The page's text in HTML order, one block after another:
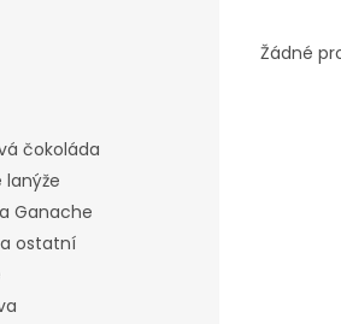
čokoláda
lanýže
Ganache
ostatní
Žádné